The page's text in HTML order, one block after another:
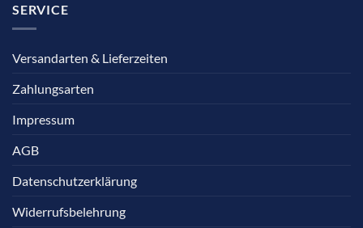
SERVICE
Versandarten & Lieferzeiten
Zahlungsarten
Impressum
AGB
Datenschutzerklärung
Widerrufsbelehrung